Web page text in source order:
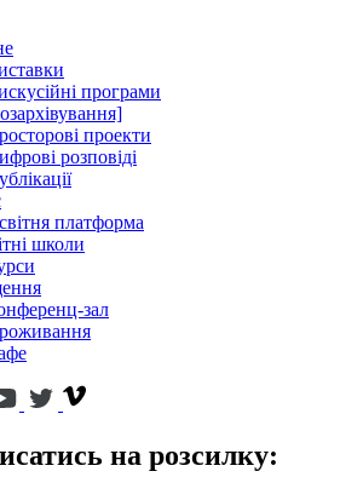
програми
проекти
розповіді
платформа
школи
зал
на розсилку: